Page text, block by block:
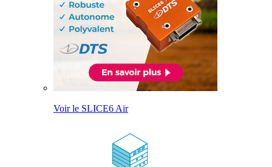
Voir le SLICE6 Air